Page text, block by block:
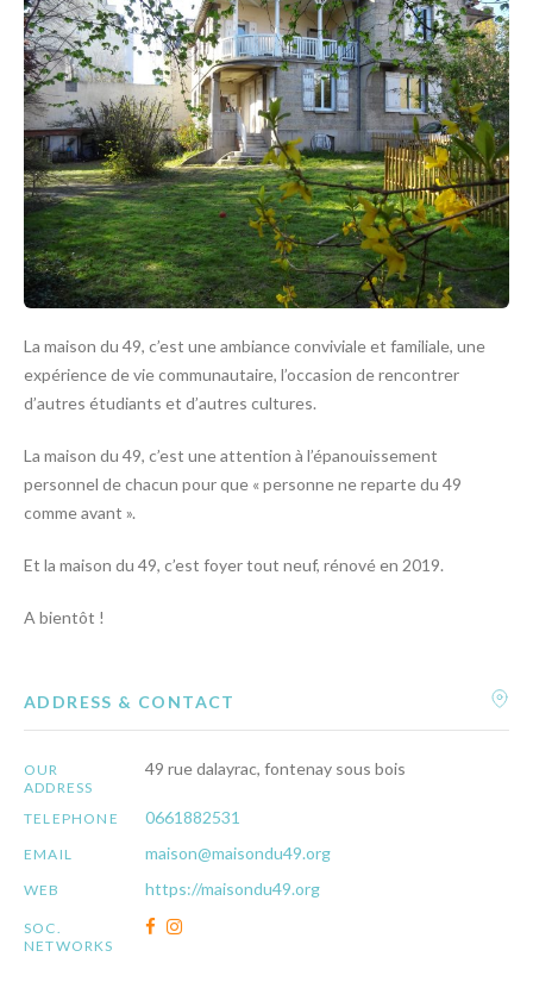
La maison du 49, c’est une ambiance conviviale et familiale, une
expérience de vie communautaire, l’occasion de rencontrer
d’autres étudiants et d’autres cultures.
La maison du 49, c’est une attention à l’épanouissement
personnel de chacun pour que « personne ne reparte du 49
comme avant ».
Et la maison du 49, c’est foyer tout neuf, rénové en 2019.
A bientôt !
ADDRESS & CONTACT
OUR
ADDRESS
49 rue dalayrac, fontenay sous bois
TELEPHONE 0661882531
EMAIL maison@maisondu49.org
WEB https://maisondu49.org
SOC.
NETWORKS